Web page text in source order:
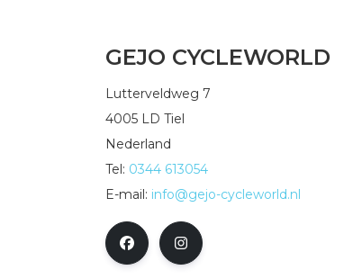
GEJO CYCLEWORLD
Lutterveldweg 7
4005 LD Tiel
Nederland
Tel: 0344 613054
E-mail: info@gejo-cycleworld.nl